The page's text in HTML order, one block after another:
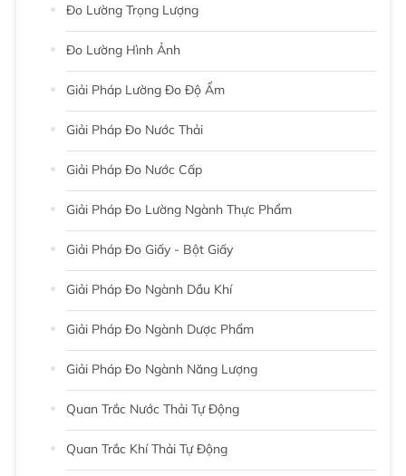
Đo Lường Trọng Lượng
Đo Lường Hình Ảnh
Giải Pháp Lường Đo Độ Ẩm
Giải Pháp Đo Nước Thải
Giải Pháp Đo Nước Cấp
Giải Pháp Đo Lường Ngành Thực Phẩm
Giải Pháp Đo Giấy - Bột Giấy
Giải Pháp Đo Ngành Dầu Khí
Giải Pháp Đo Ngành Dược Phẩm
Giải Pháp Đo Ngành Năng Lượng
Quan Trắc Nước Thải Tự Động
Quan Trắc Khí Thải Tự Động